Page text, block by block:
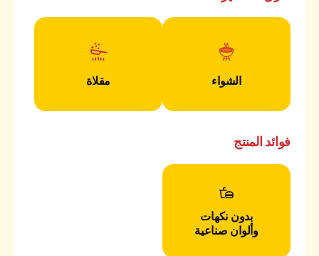
الشواء مقلاة
فوائد المنتج
بدون نكهات
وألوان صناعية